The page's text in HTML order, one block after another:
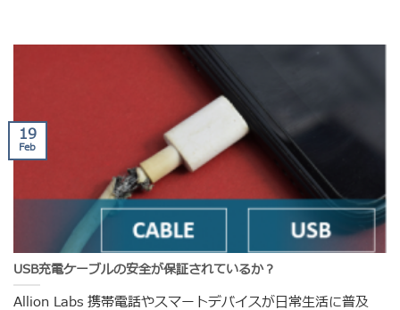
USB充電ケーブルの安全が保証されているか？
Allion Labs 携帯電話やスマートデバイスが日常生活に普及
19
Feb